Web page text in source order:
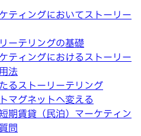
ティングにおいてストーリー
ーテリングの基礎
ティングにおけるストーリー
法
るストーリーテリング
マグネットへ変える
期賃貸（民泊）マーケティン
問